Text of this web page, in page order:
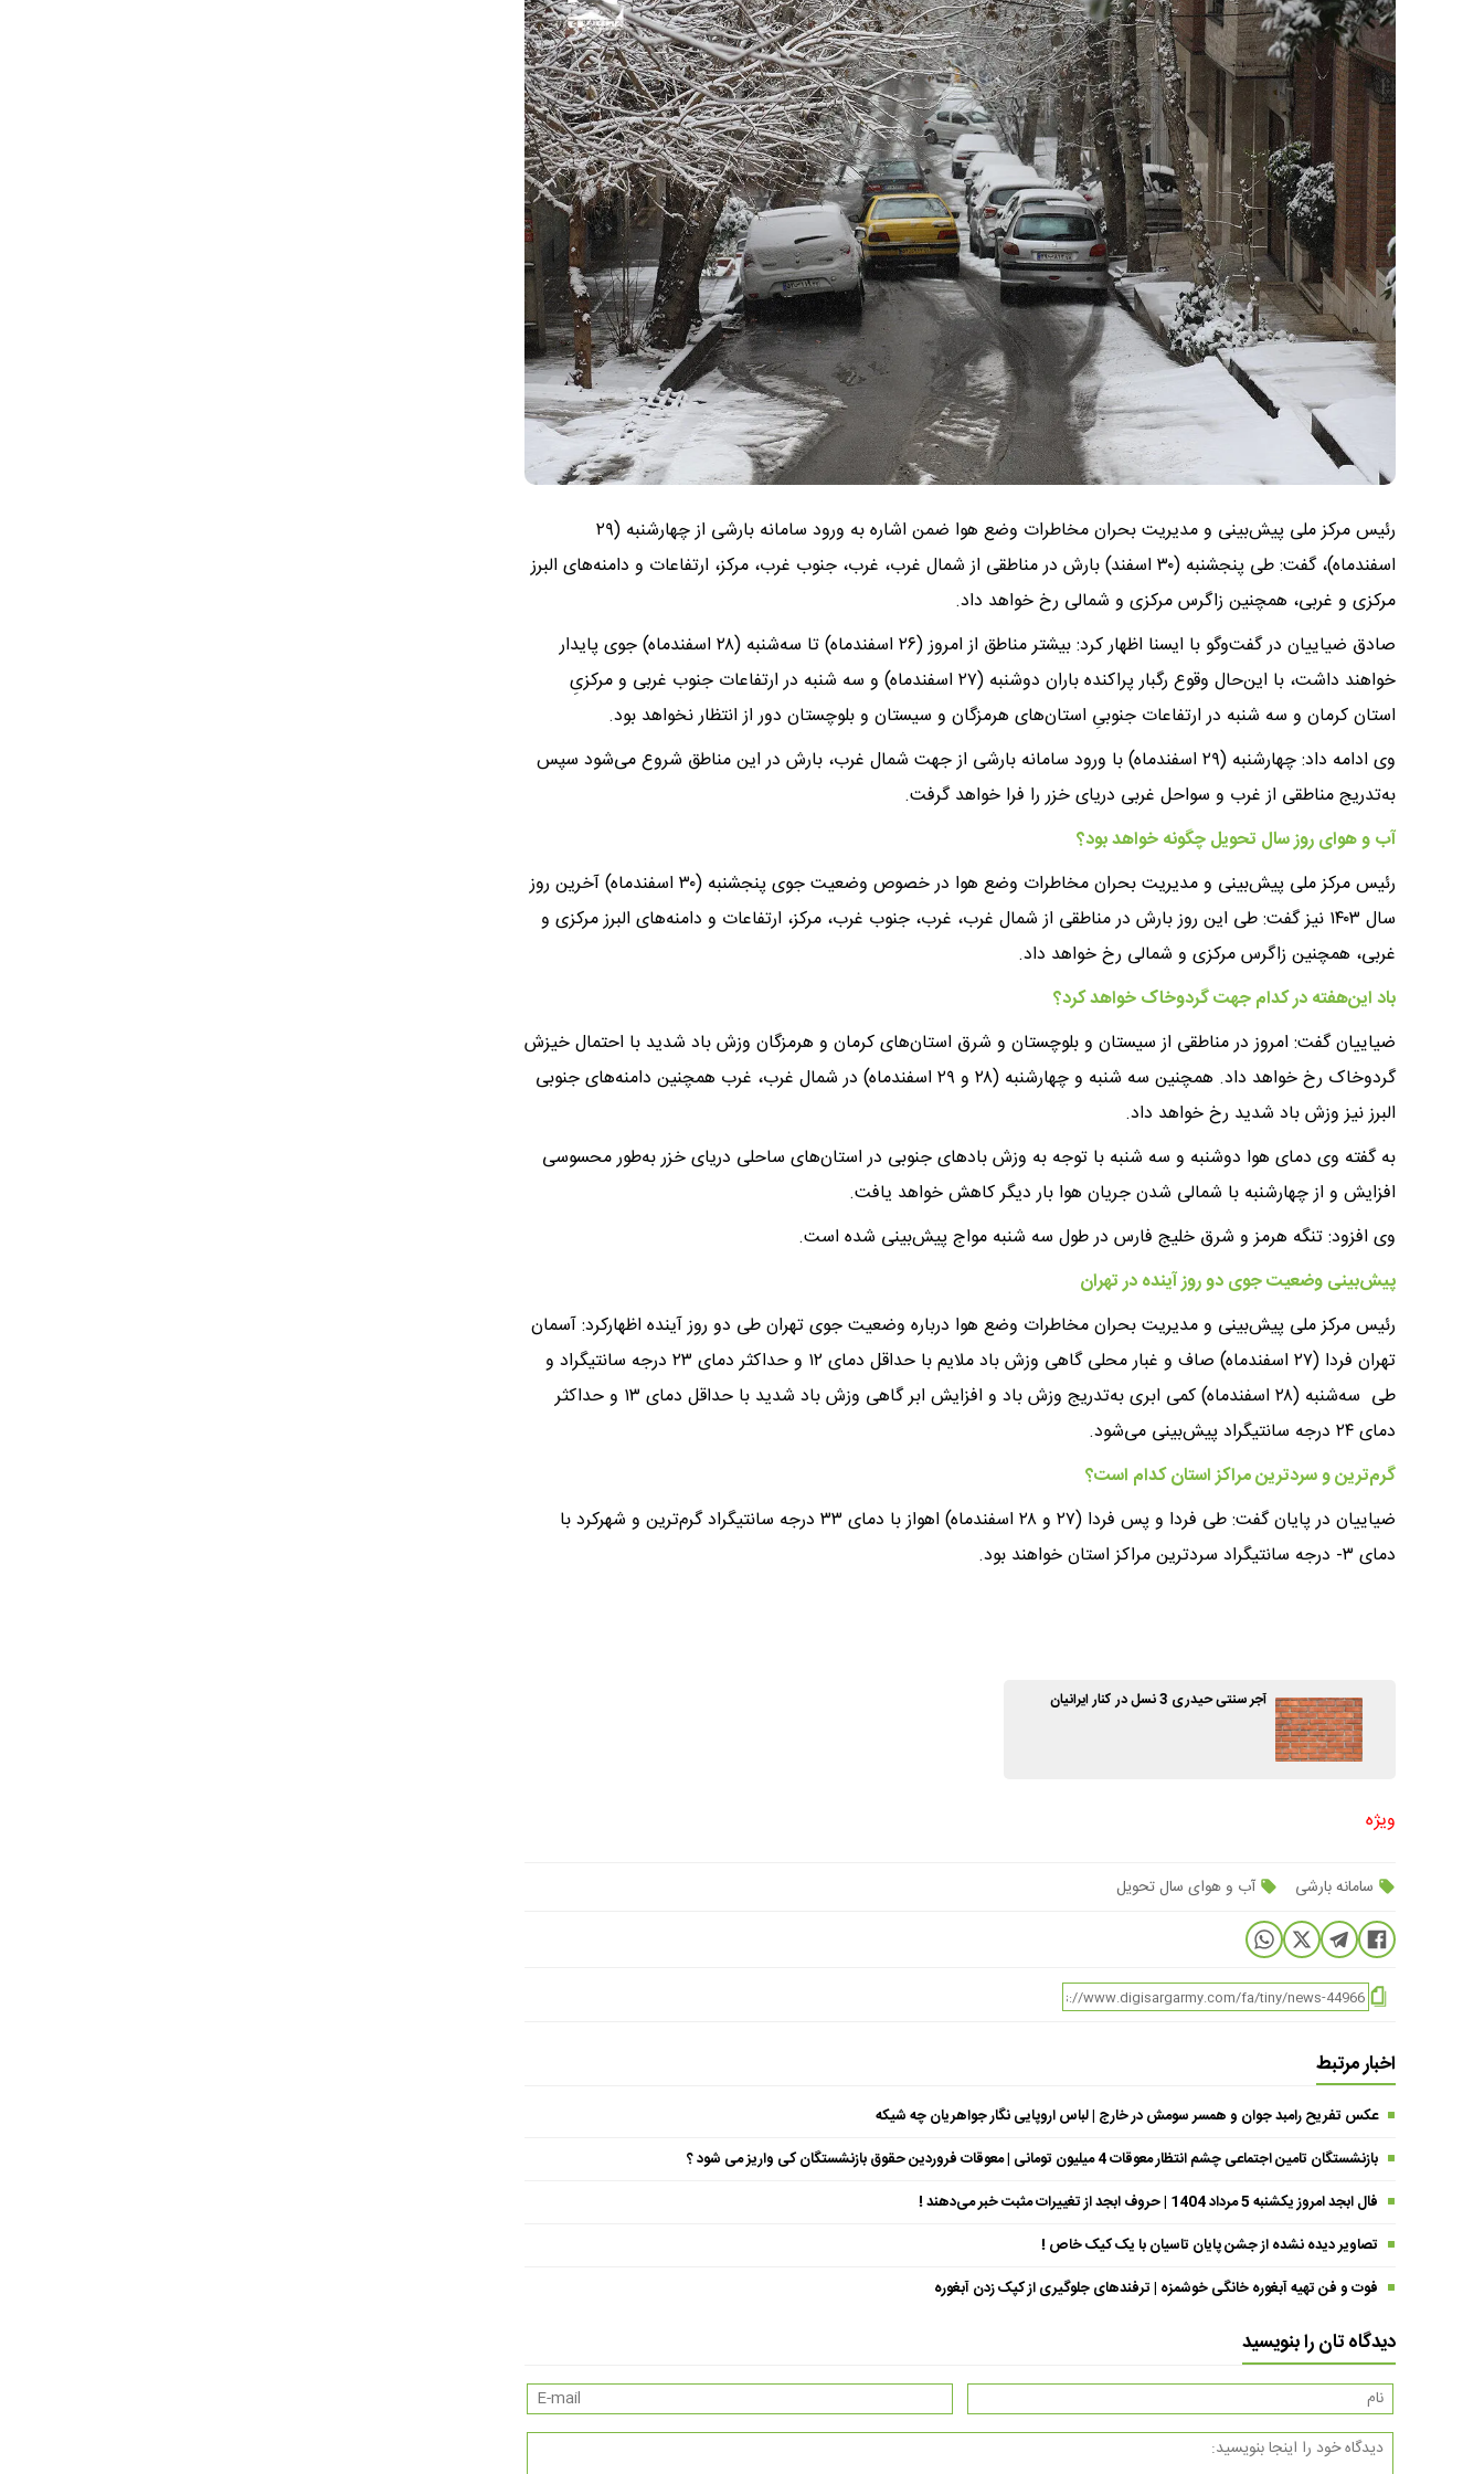
رئیس مرکز ملی پیش‌بینی و مدیریت بحران مخاطرات وضع هوا ضمن اشاره به ورود سامانه بارشی از چهارشنبه (۲۹
اسفندماه)، گفت: طی پنجشنبه (۳۰ اسفند) بارش در مناطقی از شمال غرب، غرب، جنوب غرب، مرکز، ارتفاعات و دامنه‌های البرز
مرکزی و غربی، همچنین زاگرس مرکزی و شمالی رخ خواهد داد.
صادق ضیاییان در گفت‌وگو با ایسنا اظهار کرد: بیشتر مناطق از امروز (۲۶ اسفندماه) تا سه‌شنبه (۲۸ اسفندماه) جوی پایدار
خواهند داشت، با این‌حال وقوع رگبار پراکنده باران دوشنبه (۲۷ اسفندماه) و سه شنبه در ارتفاعات جنوب غربی و مرکزیِ
استان کرمان و سه شنبه در ارتفاعات جنوبیِ استان‌های هرمزگان و سیستان و بلوچستان دور از انتظار نخواهد بود.
وی ادامه داد:‌ چهارشنبه (۲۹ اسفندماه) با ورود سامانه بارشی از جهت شمال غرب، بارش در این مناطق شروع می‌شود سپس
به‌تدریج مناطقی از غرب و سواحل غربی دریای خزر را فرا خواهد گرفت.
آب و هوای روز سال‌ تحویل چگونه خواهد بود؟‌
رئیس مرکز ملی پیش‌بینی و مدیریت بحران مخاطرات وضع هوا در خصوص وضعیت جوی پنجشنبه (۳۰ اسفندماه) آخرین روز
سال ۱۴۰۳ نیز گفت: طی این روز بارش در مناطقی از شمال غرب، غرب، جنوب غرب، مرکز، ارتفاعات و دامنه‌های البرز مرکزی و
غربی، همچنین زاگرس مرکزی و شمالی رخ خواهد داد.
باد این‌هفته در کدام جهت گردوخاک خواهد کرد؟
ضیاییان گفت: امروز در مناطقی از سیستان و بلوچستان و شرق استان‌های کرمان و هرمزگان وزش باد شدید با احتمال خیزش
گردوخاک رخ خواهد داد. همچنین سه شنبه و چهارشنبه (۲۸ و ۲۹ اسفندماه) در شمال غرب، غرب همچنین دامنه‌های جنوبی
البرز نیز وزش باد شدید رخ خواهد داد.
به گفته وی دمای هوا دوشنبه و سه شنبه با توجه به وزش بادهای جنوبی در استان‌های ساحلی دریای خزر به‌طور محسوسی
افزایش و از چهارشنبه با شمالی شدن جریان هوا بار دیگر کاهش خواهد یافت.
وی افزود: تنگه هرمز و شرق خلیج فارس در طول سه شنبه مواج پیش‌بینی شده است.
پیش‌بینی وضعیت جوی دو روز آینده در تهران
رئیس مرکز ملی پیش‌بینی و مدیریت بحران مخاطرات وضع هوا درباره وضعیت جوی تهران طی دو روز آینده اظهارکرد: آسمان
تهران فردا (۲۷ اسفندماه) صاف و غبار محلی گاهی وزش باد ملایم با حداقل دمای ۱۲ و حداکثر دمای ۲۳ درجه سانتیگراد و
طی ‌ سه‌شنبه (۲۸ اسفندماه) کمی ابری به‌تدریج وزش باد و افزایش ابر گاهی وزش باد شدید با حداقل دمای ۱۳ و حداکثر
دمای ۲۴ درجه سانتیگراد پیش‌بینی می‌شود.
گرم‌ترین و سردترین مراکز استان کدام است؟
ضیاییان در پایان گفت: طی فردا و پس فردا (۲۷ و ۲۸ اسفندماه) اهواز با دمای ۳۳ درجه سانتیگراد گرم‌ترین و شهرکرد با
دمای ۳- درجه سانتیگراد سردترین مراکز استان‌ خواهند بود.
آجر سنتی حیدری 3 نسل در کنار ایرانیان
ویژه
سامانه بارشی آب و هوای سال تحویل
اخبار مرتبط
عکس تفریح رامبد جوان و همسر سومش در خارج | لباس اروپایی نگار جواهریان چه شیکه
بازنشستگان تامین اجتماعی چشم انتظار معوقات 4 میلیون تومانی | معوقات فروردین حقوق بازنشستگان کی واریز می شود ؟
فال ابجد امروز یکشنبه 5 مرداد 1404 | حروف ابجد از تغییرات مثبت خبر می‌دهند !
تصاویر دیده نشده از جشن پایان تاسیان با یک کیک خاص !
فوت و فن تهیه آبغوره خانگی خوشمزه | ترفندهای جلوگیری از کپک زدن آبغوره
دیدگاه تان را بنویسید